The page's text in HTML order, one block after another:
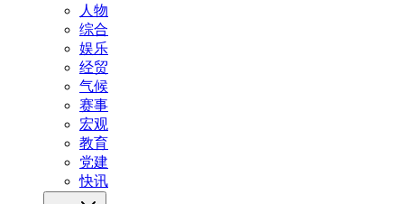
人物
综合
娱乐
经贸
气候
赛事
宏观
教育
党建
快讯